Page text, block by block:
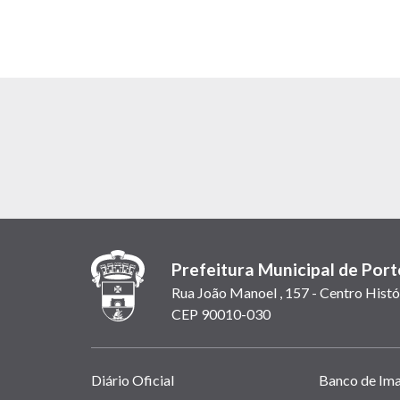
Prefeitura Municipal de
Rua João Manoel , 157 - Centro
CEP 90010-030
Links
Diário Oficial Banco de